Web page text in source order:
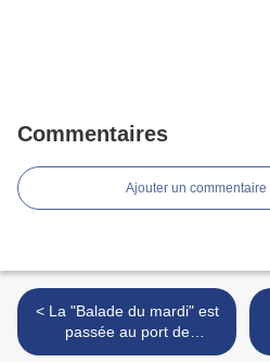
Commentaires
Ajouter un commentaire
< La "Balade du mardi" est
passée au port de
Saubusse.